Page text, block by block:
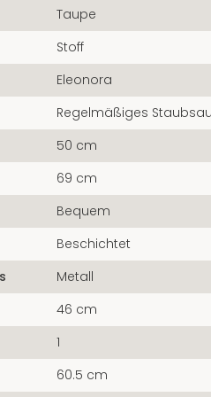
Taupe
Stoff
Eleonora
Regelmäßiges
50 cm
69 cm
Bequem
Beschichtet
Metall
46 cm
1
60.5 cm